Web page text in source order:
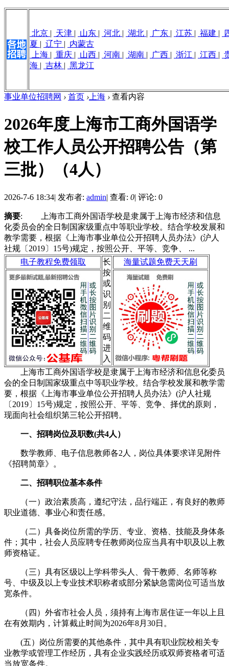
北京 | 天津 | 山东 | 河北 | 湖北 | 广东 | 江苏 | 福建 |
夏 | 辽宁 | 内蒙古
上海 | 重庆 | 山西 | 河南 | 湖南 | 广西 | 浙江 | 江西 |
海 | 吉林 | 黑龙江
事业单位招聘网 › 首页 › 上海 › 查看内容
2026年度上海市工商外国语学
校工作人员公开招聘公告（第
三批）（4人）
2026-7-6 18:34| 发布者: admin| 查看: 0| 评论: 0
摘要: 上海市工商外国语学校是隶属于上海市经济和信息
化委员会的全日制国家级重点中等职业学校。结合学校发展和
教学需要，根据《上海市事业单位公开招聘人员办法》(沪人
社规〔2019〕15号)规定，按照公开、平等、竞争、 ...
电子教程免费领取
长
按
或
识
别
二
维
码
进
入
海量试题免费天天刷
上海市工商外国语学校是隶属于上海市经济和信息化委员
会的全日制国家级重点中等职业学校。结合学校发展和教学需
要，根据《上海市事业单位公开招聘人员办法》(沪人社规
〔2019〕15号)规定，按照公开、平等、竞争、择优的原则，
现面向社会组织第三轮公开招聘。
一、招聘岗位及职数(共4人）
数学教师、电子信息教师各2人，岗位具体要求详见附件
《招聘简章》。
二、招聘职位基本条件
（一）政治素质高，遵纪守法，品行端正，有良好的教师
职业道德、事业心和责任感。
（二）具备岗位所需的学历、专业、资格、技能及身体条
件；其中，社会人员应聘专任教师岗位应当具有中职及以上教
师资格证。
（三）具有区级以上学科带头人、骨干教师、名师等称
号、中级及以上专业技术职称者或部分紧缺急需岗位可适当放
宽条件。
（四）外省市社会人员，须持有上海市居住证一年以上且
在有效期内，计算截止时间为2026年8月30日。
(五）岗位所需要的其他条件，其中具有职业院校相关专
业教学或管理工作经历，具有企业实践经历或双师资格者可适
当放宽条件。